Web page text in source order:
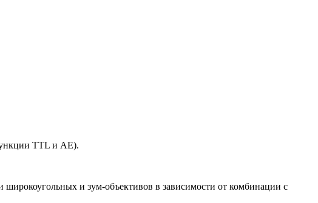
TTL и АЕ).
и зум-объективов в зависимости от комбинации с